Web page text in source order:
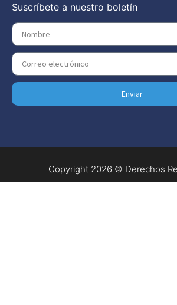
Suscríbete a nuestro boletín
Enviar
Copyright 2026 © Derechos